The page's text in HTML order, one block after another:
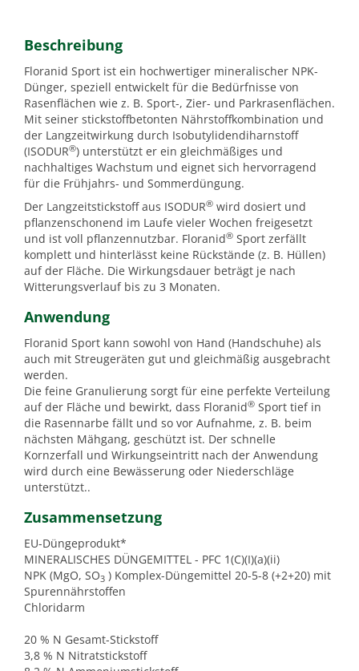
Beschreibung
Floranid Sport ist ein hochwertiger mineralischer NPK-
Dünger, speziell entwickelt für die Bedürfnisse von
Rasenflächen wie z. B. Sport-, Zier- und Parkrasenflächen.
Mit seiner stickstoffbetonten Nährstoffkombination und
der Langzeitwirkung durch Isobutylidendiharnstoff
(ISODUR®) unterstützt er ein gleichmäßiges und
nachhaltiges Wachstum und eignet sich hervorragend
für die Frühjahrs- und Sommerdüngung.
Der Langzeitstickstoff aus ISODUR® wird dosiert und
pflanzenschonend im Laufe vieler Wochen freigesetzt
und ist voll pflanzennutzbar. Floranid® Sport zerfällt
komplett und hinterlässt keine Rückstände (z. B. Hüllen)
auf der Fläche. Die Wirkungsdauer beträgt je nach
Witterungsverlauf bis zu 3 Monaten.
Anwendung
Floranid Sport kann sowohl von Hand (Handschuhe) als
auch mit Streugeräten gut und gleichmäßig ausgebracht
werden.
Die feine Granulierung sorgt für eine perfekte Verteilung
auf der Fläche und bewirkt, dass Floranid® Sport tief in
die Rasennarbe fällt und so vor Aufnahme, z. B. beim
nächsten Mähgang, geschützt ist. Der schnelle
Kornzerfall und Wirkungseintritt nach der Anwendung
wird durch eine Bewässerung oder Niederschläge
unterstützt..
Zusammensetzung
EU-Düngeprodukt*
MINERALISCHES DÜNGEMITTEL - PFC 1(C)(I)(a)(ii)
NPK (MgO, SO3 ) Komplex-Düngemittel 20-5-8 (+2+20) mit
Spurennährstoffen
Chloridarm
20 % N Gesamt-Stickstoff
3,8 % N Nitratstickstoff